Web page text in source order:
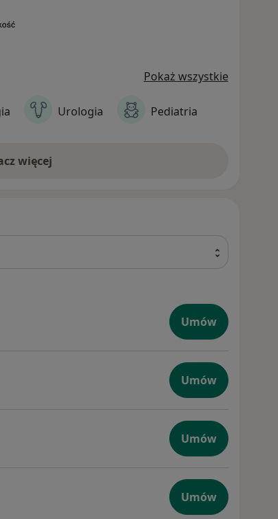
Echo serca (badania
testy wysiłkowe.
Pokaż wszystkie
Urologia Pediatria
więcej
Umów
Umów
Umów
Umów